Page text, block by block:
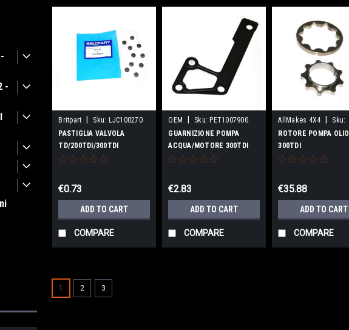
-
Britpart Sku: LJC100270
PASTIGLIA VALVOLA
TD/200TDI/300TDI
€0.73
ADD TO CART
COMPARE
OEM Sku: PET100790G
GUARNIZIONE POMPA
ACQUA/MOTORE 300TDI
OEM
€2.83
ADD TO CART
COMPARE
AllMakes 4X4
Sku:
STC3407
ROTORE POMPA OLIO
300TDI
€35.88
ADD TO CART
COMPARE
1 2 3